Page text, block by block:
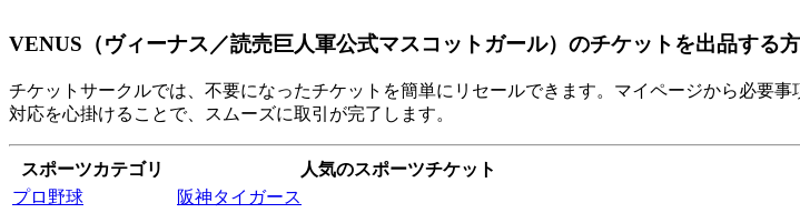
VENUS（ヴィーナス／読売巨人軍公式マスコットガール）のチケットを出品する
チケットサークルでは、不要になったチケットを簡単にリセールできます。マイページから必要
対応を心掛けることで、スムーズに取引が完了します。
スポーツカテゴリ
人気のスポーツチケット
プロ野球
阪神タイガース